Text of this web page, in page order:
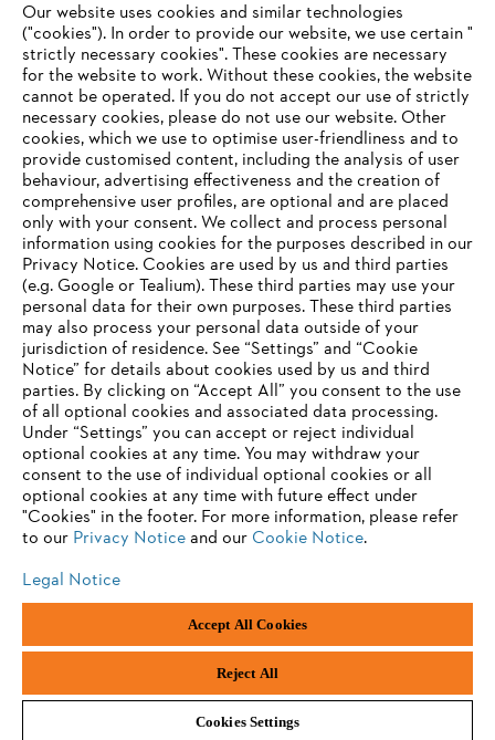
Jaarverslag STIHL 2022
Information for suppliers
Products
Contact
Career
Whistleblower system
Cookie Information
ANDREAS STIHL NV, Veurtstraat 117, 2870 Puurs-Sint-Amands,
Our website uses cookies and similar technologies
("cookies"). In order to provide our website, we use certain "
strictly necessary cookies". These cookies are necessary
for the website to work. Without these cookies, the website
‎cannot be operated.‎ If you do not accept our use of strictly
necessary cookies, please do not use our website. ‎Other
cookies, which we use to optimise user-friendliness and to
provide customised content, including the analysis of user
behaviour, advertising effectiveness and the creation of
comprehensive user profiles, are optional and are placed
only with your consent. We collect and process personal
information using cookies for the purposes described in our
Privacy Notice. Cookies are used by us and third parties
(e.g. Google or Tealium). These third parties may use your
personal data for their own purposes. These third parties
may also process your personal data outside of your
jurisdiction of residence. See “Settings” and “Cookie
Notice” for details about cookies used by us and third
parties. By clicking on “Accept All” you consent to the use
of all optional cookies and associated data processing.
Under “Settings” you can accept or reject individual
optional cookies at any time. You may withdraw your
consent to the use of individual optional cookies or all
optional cookies at any time with future effect under
"Cookies" in the footer. For more information, please refer
to our Privacy Noticeand our Cookie Notice.
Legal Notice
Accept All Cookies
Reject All
Cookies Settings